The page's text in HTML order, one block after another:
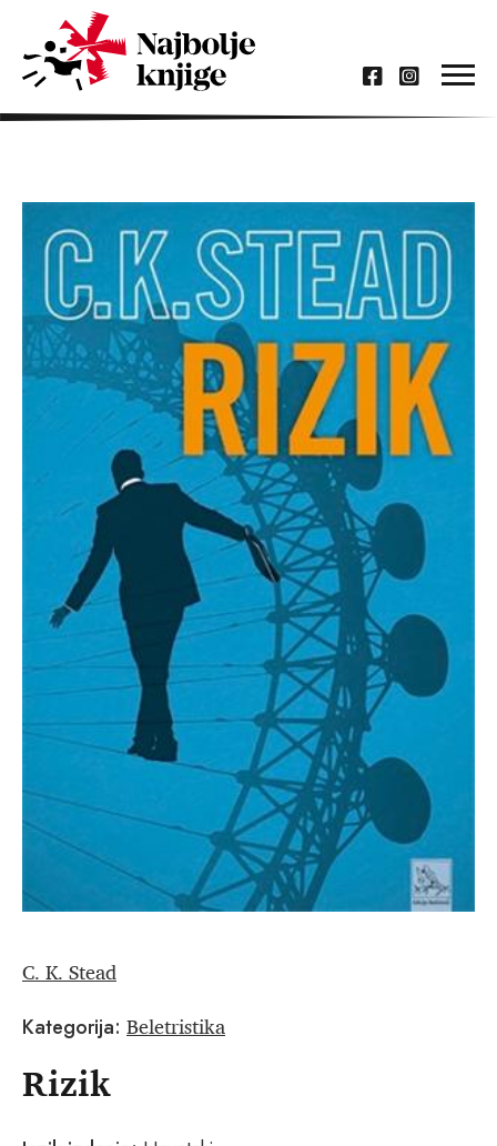
C. K. Stead
Kategorija: Beletristika
Rizik